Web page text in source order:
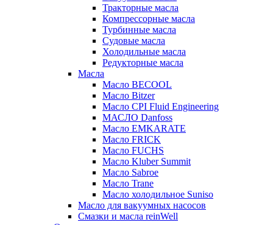
Тракторные масла
Компрессорные масла
Турбинные масла
Судовые масла
Холодильные масла
Редукторные масла
Масла
Масло BECOOL
Масло Bitzer
Масло CPI Fluid Engineering
МАСЛО Danfoss
Масло EMKARATE
Масло FRICK
Масло FUCHS
Масло Kluber Summit
Масло Sabroe
Масло Trane
Масло холодильное Suniso
Масло для вакуумных насосов
Смазки и масла reinWell